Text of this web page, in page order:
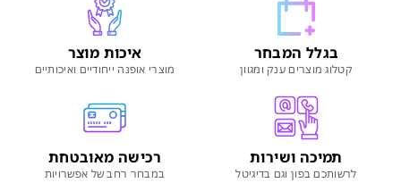
בגלל המבחר
קטלוג מוצרים ענק ומגוון
איכות מוצר
מוצרי אופנה ייחודיים ואיכותיים
תמיכה ושירות
לרשותכם בפון וגם בדיגיטל
רכישה מאובטחת
במבחר רחב של אפשרויות